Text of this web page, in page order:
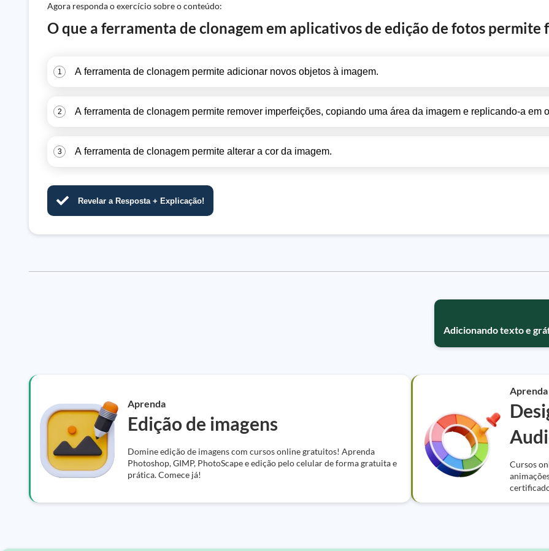
Agora responda o exercício sobre o conteúdo:
O que a ferramenta de clonagem em aplicativos de edição de fotos permite
1 A ferramenta de clonagem permite adicionar novos objetos à imagem.
2 A ferramenta de clonagem permite remover imperfeições, copiando uma área da imagem e replicando-a em
3 A ferramenta de clonagem permite alterar a cor da imagem.
Revelar a Resposta + Explicação!
Adicionando texto e
Aprenda
Edição de imagens
Domine edição de imagens com cursos online gratuitos! Aprenda
Photoshop, GIMP, PhotoScape e edição pelo celular de forma gratuita e
prática. Comece já!
Aprenda
Cursos